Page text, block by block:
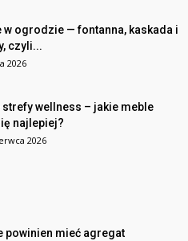
w ogrodzie — fontanna, kaskada i
czyli...
2026
strefy wellness – jakie meble
najlepiej?
2026
powinien mieć agregat